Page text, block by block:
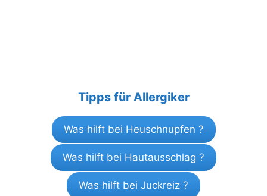
Tipps für Allergiker
Was hilft bei Heuschnupfen ?
Was hilft bei Hautausschlag ?
Was hilft bei Juckreiz ?